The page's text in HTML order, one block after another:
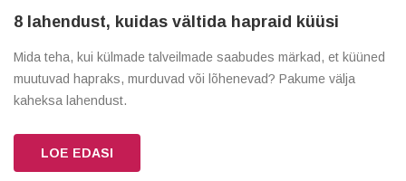
8 lahendust, kuidas vältida hapraid küüsi
Mida teha, kui külmade talveilmade saabudes märkad, et küüned
muutuvad hapraks, murduvad või lõhenevad? Pakume välja
kaheksa lahendust.
LOE EDASI